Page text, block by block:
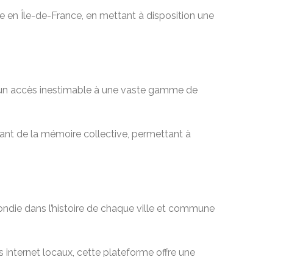
en Île-de-France, en mettant à disposition une
accès inestimable à une vaste gamme de
de la mémoire collective, permettant à
dans l’histoire de chaque ville et commune
internet locaux, cette plateforme offre une